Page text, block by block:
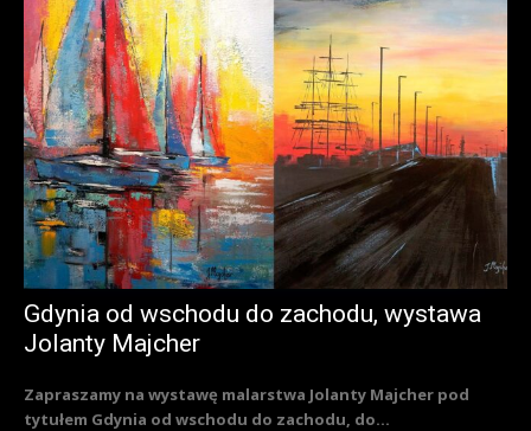
Gdynia od wschodu do zachodu, wystawa
Jolanty Majcher
Zapraszamy na wystawę malarstwa Jolanty Majcher pod
tytułem Gdynia od wschodu do zachodu, do...